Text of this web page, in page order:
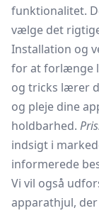
funktionalitet.
vælge det
Installation og
for at forlænge
og tricks lærer
og pleje dine
holdbarhed.
indsigt i
informerede
Vi vil også
apparathjul,